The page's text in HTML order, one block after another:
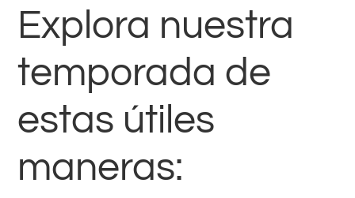
Explora nuestra
temporada de
estas útiles
maneras: